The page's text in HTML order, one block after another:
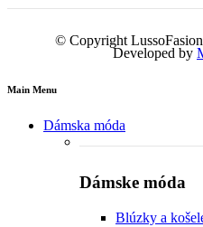
© Copyright
Developed by
Main Menu
Dámska móda
Dámske móda
Blúzky a